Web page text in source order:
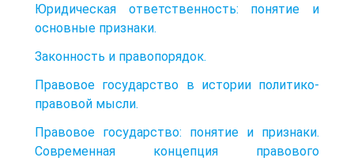
Юридическая ответственность: понятие и
основные признаки.
Законность и правопорядок.
Правовое государство в истории политико-
правовой мысли.
Правовое государство: понятие и признаки.
Современная концепция правового